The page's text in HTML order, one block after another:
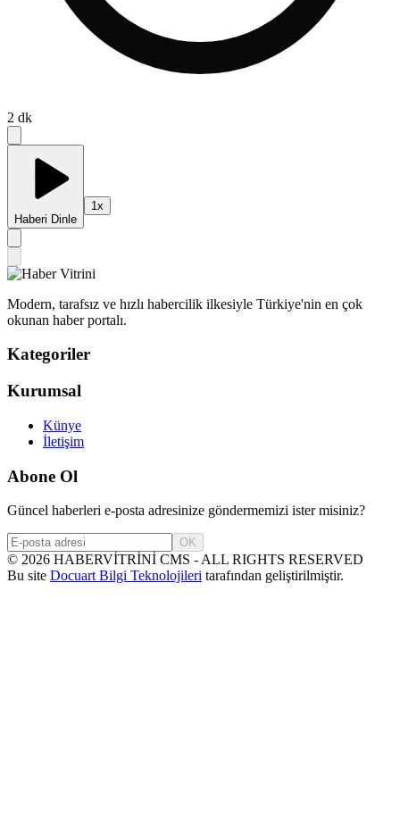
2 dk
Haberi Dinle
1x
Modern, tarafsız ve hızlı habercilik ilkesiyle Türkiye'nin en çok
okunan haber portalı.
Kategoriler
Kurumsal
Künye
İletişim
Abone Ol
Güncel haberleri e-posta adresinize göndermemizi ister misiniz?
OK
© 2026 HABERVİTRİNİ CMS - ALL RIGHTS RESERVED
Bu site Docuart Bilgi Teknolojileri tarafından geliştirilmiştir.